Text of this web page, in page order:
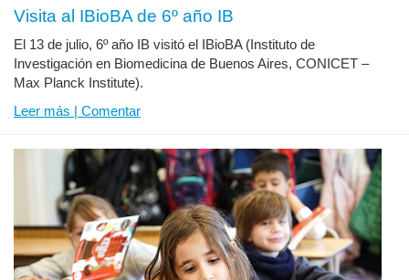
Visita al IBioBA de 6º año IB
El 13 de julio, 6º año IB visitó el IBioBA (Instituto de
Investigación en Biomedicina de Buenos Aires, CONICET –
Max Planck Institute).
Leer más | Comentar